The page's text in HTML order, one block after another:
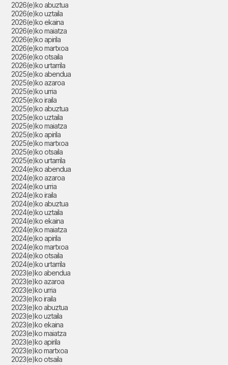
2026(e)ko abuztua
2026(e)ko uztaila
2026(e)ko ekaina
2026(e)ko maiatza
2026(e)ko apirila
2026(e)ko martxoa
2026(e)ko otsaila
2026(e)ko urtarrila
2025(e)ko abendua
2025(e)ko azaroa
2025(e)ko urria
2025(e)ko iraila
2025(e)ko abuztua
2025(e)ko uztaila
2025(e)ko maiatza
2025(e)ko apirila
2025(e)ko martxoa
2025(e)ko otsaila
2025(e)ko urtarrila
2024(e)ko abendua
2024(e)ko azaroa
2024(e)ko urria
2024(e)ko iraila
2024(e)ko abuztua
2024(e)ko uztaila
2024(e)ko ekaina
2024(e)ko maiatza
2024(e)ko apirila
2024(e)ko martxoa
2024(e)ko otsaila
2024(e)ko urtarrila
2023(e)ko abendua
2023(e)ko azaroa
2023(e)ko urria
2023(e)ko iraila
2023(e)ko abuztua
2023(e)ko uztaila
2023(e)ko ekaina
2023(e)ko maiatza
2023(e)ko apirila
2023(e)ko martxoa
2023(e)ko otsaila